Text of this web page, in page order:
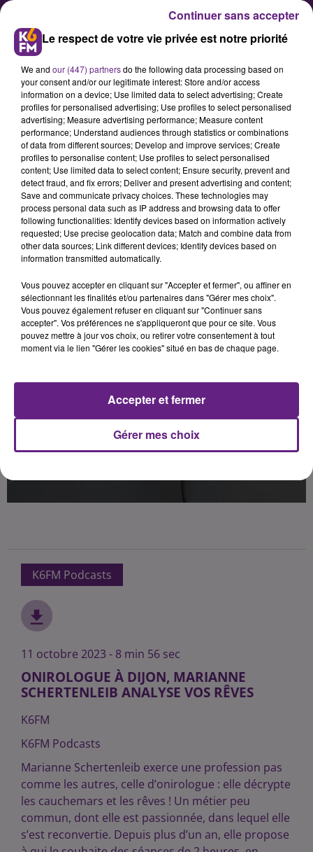
Onirologue à Dijon, Marianne
Schertenleib analyse vos rêves
K6FM Podcasts
11 octobre 2023 - 8 min 56 sec
ONIROLOGUE À DIJON, MARIANNE
SCHERTENLEIB ANALYSE VOS RÊVES
K6FM
K6FM Podcasts
Marianne Schertenleib exerce une profession pas
comme les autres, celle d’onirologue : elle décrypte
les cauchemars et les rêves ! Un métier peu
commun, dont elle est passionnée, dans lequel elle
s’est reconvertie. Depuis plus d’un an, elle propose
Le respect de votre vie privée est notre priorité
We and our (447) partnersdo the following data processing based on
your consent and/or our legitimate interest: Store and/or access
information on a device; Use limited data to select advertising; Create
profiles for personalised advertising; Use profiles to select personalised
advertising; Measure advertising performance; Measure content
performance; Understand audiences through statistics or combinations
of data from different sources; Develop and improve services; Create
profiles to personalise content; Use profiles to select personalised
content; Use limited data to select content; Ensure security, prevent and
detect fraud, and fix errors; Deliver and present advertising and content;
Save and communicate privacy choices. These technologies may
process personal data such as IP address and browsing data to offer
following functionalities: Identify devices based on information actively
requested; Use precise geolocation data; Match and combine data from
other data sources; Link different devices; Identify devices based on
information transmitted automatically.
Vous pouvez accepter en cliquant sur "Accepter et fermer", ou affiner en
sélectionnant les finalités et/ou partenaires dans "Gérer mes choix".
Vous pouvez également refuser en cliquant sur "Continuer sans
accepter". Vos préférences ne s'appliqueront que pour ce site. Vous
pouvez mettre à jour vos choix, ou retirer votre consentement à tout
moment via le lien "Gérer les cookies" situé en bas de chaque page.
Gérer mes choix
Accepter et fermer
Continuer sans accepter